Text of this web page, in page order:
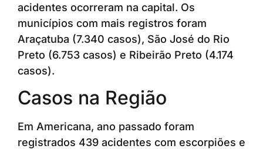
acidentes ocorreram na capital. Os
municípios com mais registros foram
Araçatuba (7.340 casos), São José do Rio
Preto (6.753 casos) e Ribeirão Preto (4.174
casos).
Casos na Região
Em Americana, ano passado foram
registrados 439 acidentes com escorpiões e